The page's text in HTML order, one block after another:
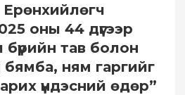
оны 44 дүгээр
тав болон
бямба, ням гаргийг
үндэсний өдөр”